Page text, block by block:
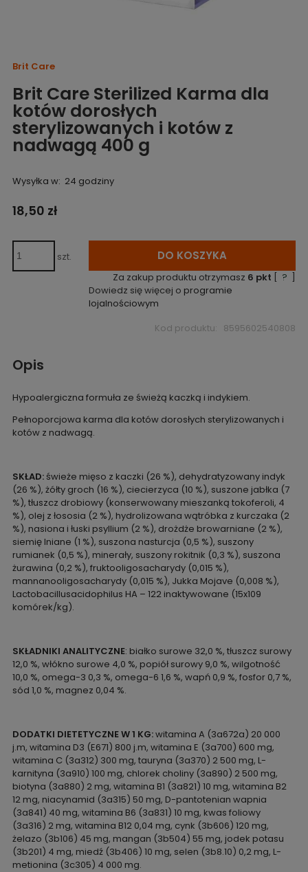
Brit Care
Brit Care Sterilized Karma dla
kotów dorosłych
sterylizowanych i kotów z
nadwagą 400 g
Wysyłka w: 24 godziny
18,50 zł
szt. DO KOSZYKA
Za zakup produktu otrzymasz 6 pkt [ ? ]
Dowiedz się więcej o programie
lojalnościowym
Kod produktu: 8595602540808
Opis
Hypoalergiczna formuła ze świeżą kaczką i indykiem.
Pełnoporcjowa karma dla kotów dorosłych sterylizowanych i
kotów z nadwagą.
SKŁAD:świeże mięso z kaczki (26 %), dehydratyzowany indyk
(26 %), żółty groch (16 %), ciecierzyca (10 %), suszone jabłka (7
%), tłuszcz drobiowy (konserwowany mieszanką tokoferoli, 4
%), olej z łososia (2 %), hydrolizowana wątróbka z kurczaka (2
%), nasiona i łuski psyllium (2 %), drożdże browarniane (2 %),
siemię lniane (1 %), suszona nasturcja (0,5 %), suszony
rumianek (0,5 %), minerały, suszony rokitnik (0,3 %), suszona
żurawina (0,2 %), fruktooligosacharydy (0,015 %),
mannanooligosacharydy (0,015 %), Jukka Mojave (0,008 %),
Lactobacillusacidophilus HA – 122 inaktywowane (15x109
komórek/kg).
SKŁADNIKI ANALITYCZNE: białko surowe 32,0 %, tłuszcz surowy
12,0 %, włókno surowe 4,0 %, popiół surowy 9,0 %, wilgotność
10,0 %, omega-3 0,3 %, omega-6 1,6 %, wapń 0,9 %, fosfor 0,7 %,
sód 1,0 %, magnez 0,04 %.
DODATKI DIETETYCZNE W 1 KG:witamina A (3a672a) 20 000
j.m, witamina D3 (E671) 800 j.m, witamina E (3a700) 600 mg,
witamina C (3a312) 300 mg, tauryna (3a370) 2 500 mg, L-
karnityna (3a910) 100 mg, chlorek choliny (3a890) 2 500 mg,
biotyna (3a880) 2 mg, witamina B1 (3a821) 10 mg, witamina B2
12 mg, niacynamid (3a315) 50 mg, D-pantotenian wapnia
(3a841) 40 mg, witamina B6 (3a831) 10 mg, kwas foliowy
(3a316) 2 mg, witamina B12 0,04 mg, cynk (3b606) 120 mg,
żelazo (3b106) 45 mg, mangan (3b504) 55 mg, jodek potasu
(3b201) 4 mg, miedź (3b406) 10 mg, selen (3b8.10) 0,2 mg, L-
metionina (3c305) 4 000 mg.